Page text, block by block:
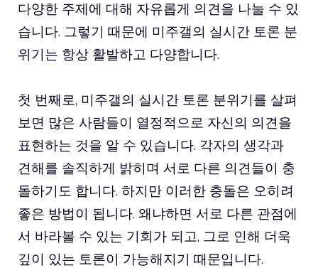
다양한 주제에 대해 자유롭게 의견을 나눌 수 있
습니다. 그렇기 때문에 미주갤의 실시간 토론 분
위기는 항상 활발하고 다양합니다.
첫 번째로, 미주갤의 실시간 토론 분위기를 살펴
보면 많은 사람들이 열정적으로 자신의 의견을
표현하는 것을 알 수 있습니다. 각자의 생각과
견해를 솔직하게 밝히며 서로 다른 의견들이 충
돌하기도 합니다. 하지만 이러한 충돌은 오히려
좋은 방법이 됩니다. 왜냐하면 서로 다른 관점에
서 바라볼 수 있는 기회가 되고, 그로 인해 더욱
깊이 있는 토론이 가능해지기 때문입니다.